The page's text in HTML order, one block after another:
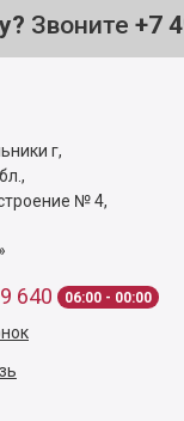
Звоните +7
г,
,
№ 4,
640 06:00 - 00:00